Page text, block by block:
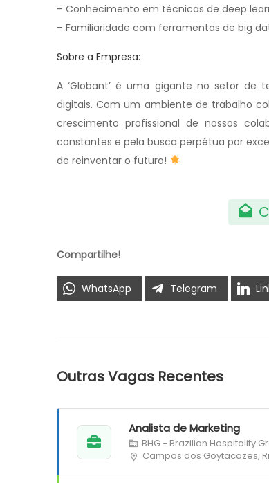
– Conhecimento em técnicas de deep
– Familiaridade com ferramentas de big
Sobre a Empresa:
A ‘Globant’ é uma gigante no setor de
digitais. Com um ambiente de trabalho
crescimento profissional de nossos
constantes e pela busca perpétua por
de reinventar o futuro!
Compartilhe!
WhatsApp Telegram
Outras Vagas Recentes
Analista de Marketing
BHG - Brazilian Hospitality
Campos dos Goytacazes,